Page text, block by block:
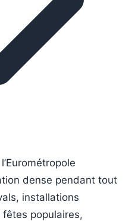
dense pendant tout
installations
populaires,